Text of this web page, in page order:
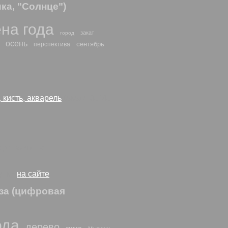
"Солнце")
года город закат
осень перспектива сентябрь
акварель
на сайте
(цифровая